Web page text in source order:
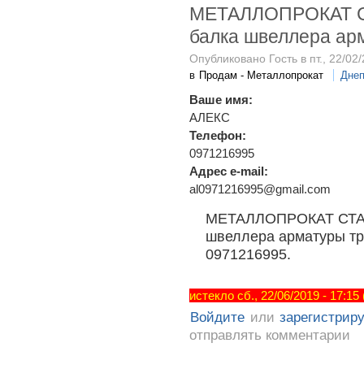
МЕТАЛЛОПРОКАТ
балка швеллера
Опубликовано Гость в пт., 22/
в Продам - Металлопрокат
Ваше имя:
АЛЕКС
Телефон:
0971216995
Адрес e-mail:
al0971216995@gmail.com
МЕТАЛЛОПРОКАТ
швеллера арматуры
0971216995.
истекло сб., 22/06/2019 -
Войдите или
отправлять комментарии